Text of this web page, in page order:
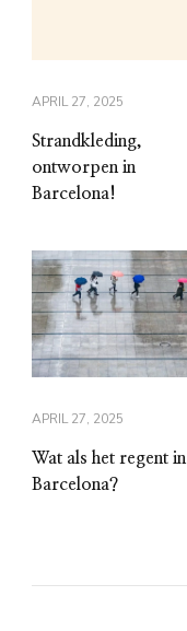
APRIL 27, 2025
Strandkleding,
ontworpen in
Barcelona!
APRIL 27, 2025
Wat als het regent in
Barcelona?